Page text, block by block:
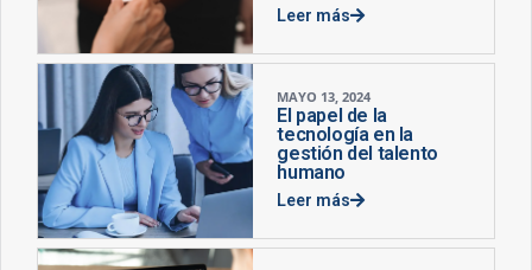
Leer más
MAYO 13, 2024
El papel de la
tecnología en la
gestión del talento
humano
Leer más